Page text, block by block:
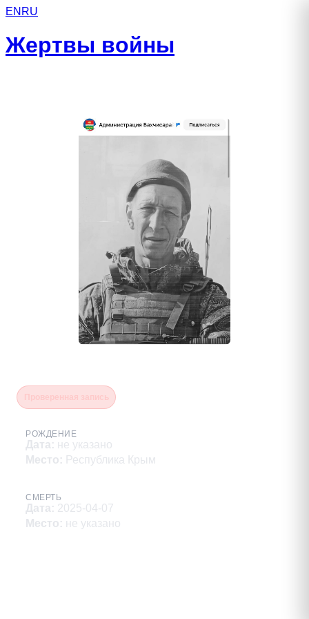
EN RU
Жертвы войны
РОЖДЕНИЕ
Дата: не указано
Место: Республика Крым
СМЕРТЬ
Дата: 2025-04-07
Место: не указано